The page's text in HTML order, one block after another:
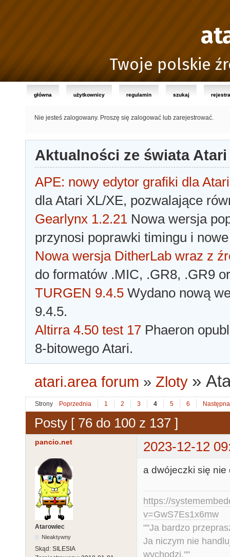
Twoje polskie
główna użytkownicy regulamin szukaj
Nie jesteś zalogowany. Proszę się zalogować lub zarejestrować.
Aktualności ze świata Atari
APE: nowy edytor grafiki dla Atari
dla Atari XL/XE, pozwalające
Gearlynx 1.2.21 Nowa wersja
przynosi poprawki timingu i
Nowa wersja DitherLab wraz z
do formatów .MIC, .GR8, .GR9
TURGEN 9.4.5 Wydano nową
9.4.5.
Altirra 4.50 test 17 Phaeron
8-bitowego Atari.
atari.area forum » Zloty »
Strony Poprzednia 1 2 3 4 5 6 Następna
Posty [ 76 do 100 z 137 ]
pancio.net 2023-12-12
Atarowiec
Nieaktywny
Skąd: SILESIA
a dwójeczki się nie
https://
v=GwS7Es1x6mw
""Ja bardzo
Ja niczym nie
wychodzi.""